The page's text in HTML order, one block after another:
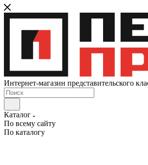
Интернет-магазин представительского
Каталог
По всему сайту
По каталогу